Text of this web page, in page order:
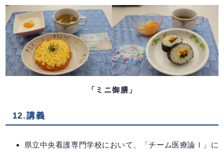
「ミニ御膳」
12.講義
県立中央看護専門学校において、「チーム医療論Ⅰ」に